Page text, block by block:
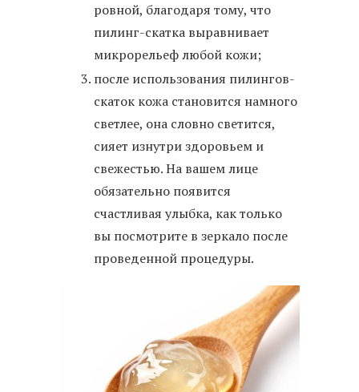
ровной, благодаря тому, что
пилинг-скатка выравнивает
микрорельеф любой кожи;
после использования пилингов-
скаток кожа становится намного
светлее, она словно светится,
сияет изнутри здоровьем и
свежестью. На вашем лице
обязательно появится
счастливая улыбка, как только
вы посмотрите в зеркало после
проведенной процедуры.